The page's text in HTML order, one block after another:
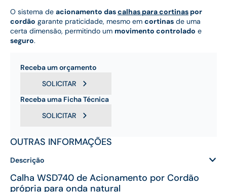
O sistema de acionamento dascalhas para cortinas por
cordão garante praticidade, mesmo em cortinas de uma
certa dimensão, permitindo um movimento controlado e
seguro.
Receba um orçamento
SOLICITAR
Receba uma Ficha Técnica
SOLICITAR
OUTRAS INFORMAÇÕES
Descrição
Calha WSD740 de Acionamento por Cordão
própria para onda natural